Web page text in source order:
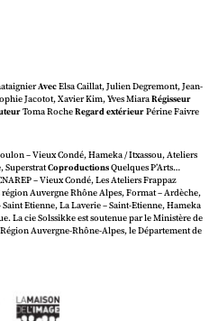
AvecElsa Caillat, Julien Degremont, Jean-
Jacotot, Xavier Kim, Yves MiaraRégisseur
Toma RocheRegard extérieurPérine Faivre
– Vieux Condé, Hameka / Itxassou, Ateliers
SuperstratCoproductionsQuelques P’Arts…
– Vieux Condé, Les Ateliers Frappaz
région Auvergne Rhône Alpes, Format – Ardèche,
Etienne, La Laverie – Saint-Etienne, Hameka
La cie Solssikke est soutenue par le Ministère de
Auvergne-Rhône-Alpes, le Département de